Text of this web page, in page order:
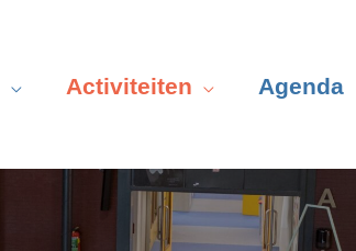
Activiteiten Agenda